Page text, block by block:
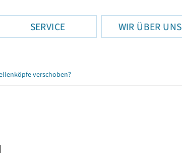
SERVICE WIR ÜBER UNS
verschoben?